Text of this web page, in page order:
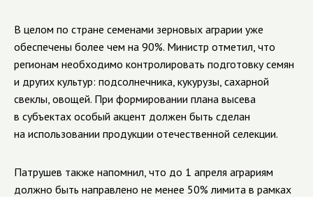
В целом по стране семенами зерновых аграрии уже
обеспечены более чем на 90%. Министр отметил, что
регионам необходимо контролировать подготовку семян
и других культур: подсолнечника, кукурузы, сахарной
свеклы, овощей. При формировании плана высева
в субъектах особый акцент должен быть сделан
на использовании продукции отечественной селекции.
Патрушев также напомнил, что до 1 апреля аграриям
должно быть направлено не менее 50% лимита в рамках